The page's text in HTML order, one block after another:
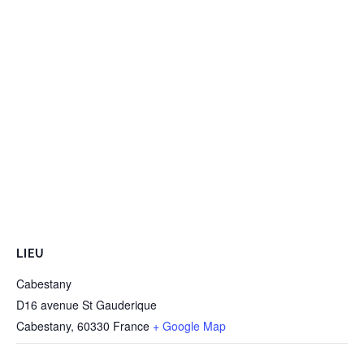
LIEU
Cabestany
D16 avenue St Gauderique
Cabestany, 60330 France + Google Map